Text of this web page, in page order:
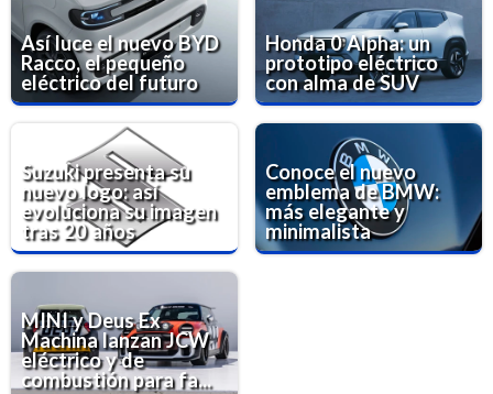
Así luce el nuevo BYD
Racco, el pequeño
eléctrico del futuro
Honda 0 Alpha: un
prototipo eléctrico
con alma de SUV
Suzuki presenta su
nuevo logo: así
evoluciona su imagen
tras 20 años
Conoce el nuevo
emblema de BMW:
más elegante y
minimalista
MINI y Deus Ex
Machina lanzan JCW
eléctrico y de
combustión para fa...